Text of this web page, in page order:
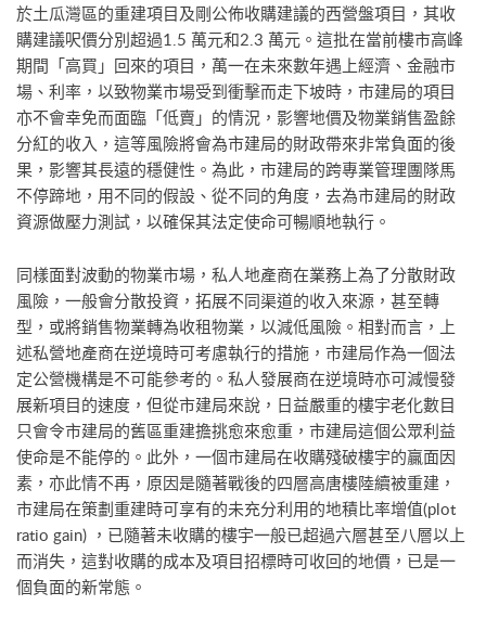
於土瓜灣區的重建項目及剛公佈收購建議的西營盤項目，其收
購建議呎價分別超過1.5 萬元和2.3 萬元。這批在當前樓市高峰
期間「高買」回來的項目，萬一在未來數年遇上經濟、金融市
場、利率，以致物業市場受到衝擊而走下坡時，市建局的項目
亦不會幸免而面臨「低賣」的情況，影響地價及物業銷售盈餘
分紅的收入，這等風險將會為市建局的財政帶來非常負面的後
果，影響其長遠的穩健性。為此，市建局的跨專業管理團隊馬
不停蹄地，用不同的假設、從不同的角度，去為市建局的財政
資源做壓力測試，以確保其法定使命可暢順地執行。
同樣面對波動的物業市場，私人地產商在業務上為了分散財政
風險，一般會分散投資，拓展不同渠道的收入來源，甚至轉
型，或將銷售物業轉為收租物業，以減低風險。相對而言，上
述私營地產商在逆境時可考慮執行的措施，市建局作為一個法
定公營機構是不可能參考的。私人發展商在逆境時亦可減慢發
展新項目的速度，但從市建局來說，日益嚴重的樓宇老化數目
只會令市建局的舊區重建擔挑愈來愈重，市建局這個公眾利益
使命是不能停的。此外，一個市建局在收購殘破樓宇的贏面因
素，亦此情不再，原因是隨著戰後的四層高唐樓陸續被重建，
市建局在策劃重建時可享有的未充分利用的地積比率增值(plot
ratio gain) ，已隨著未收購的樓宇一般已超過六層甚至八層以上
而消失，這對收購的成本及項目招標時可收回的地價，已是一
個負面的新常態。